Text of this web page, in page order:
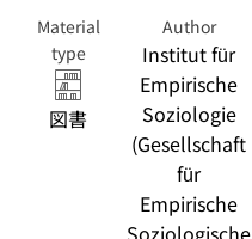
und
Berufsforschung
Material
type
図書
Author
Institut für
Empirische
Soziologie
(Gesellschaft
für
Empirische
Soziologische